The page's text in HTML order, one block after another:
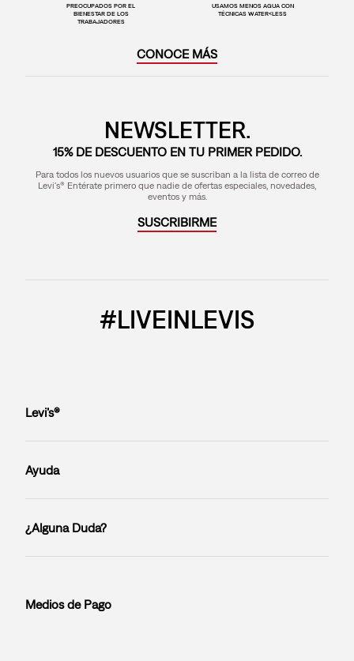
PREOCUPADOS POR EL
BIENESTAR DE LOS
TRABAJADORES
USAMOS MENOS AGUA CON
TÉCNICAS WATER<LESS
CONOCE MÁS
NEWSLETTER.
15% DE DESCUENTO EN TU PRIMER PEDIDO.
Para todos los nuevos usuarios que se suscriban a la lista de correo de
Levi's® Entérate primero que nadie de ofertas especiales, novedades,
eventos y más.
SUSCRIBIRME
#LIVEINLEVIS
Levi’s®
Ayuda
¿Alguna Duda?
Medios de Pago